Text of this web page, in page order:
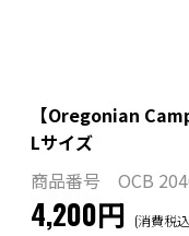
【Oregonian
Lサイズ
商品番号 OCB
4,200円 (消費税